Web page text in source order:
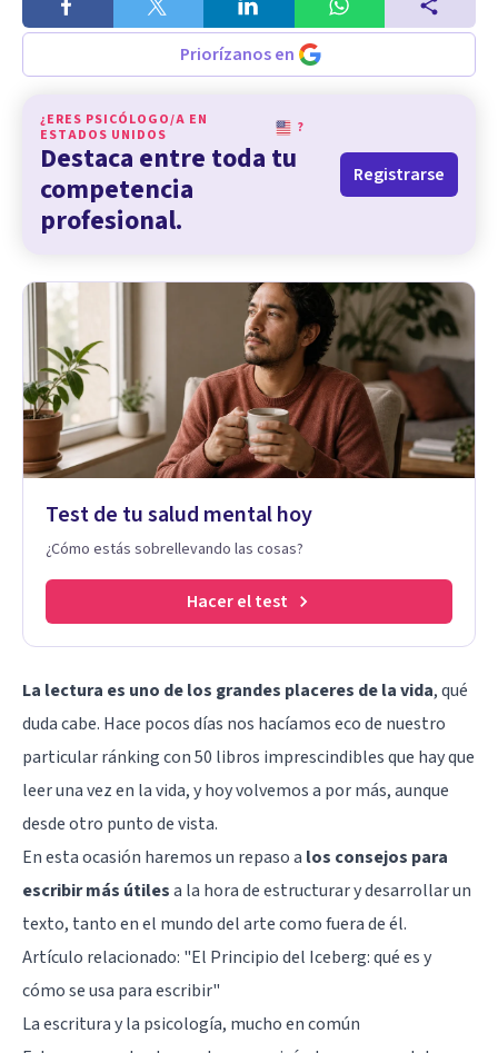
Priorízanos en
¿ERES PSICÓLOGO/A EN
ESTADOS UNIDOS
?
Destaca entre toda tu
competencia
profesional.
Registrarse
Test de tu salud mental hoy
¿Cómo estás sobrellevando las cosas?
Hacer el test
La lectura es uno de los grandes placeres de la vida, qué
duda cabe. Hace pocos días nos hacíamos eco de nuestro
particularránking con 50 libros imprescindibles que hay que
leer una vez en la vida, y hoy volvemos a por más, aunque
desde otro punto de vista.
En esta ocasión haremos un repaso a los consejos para
escribir más útilesa la hora de estructurar y desarrollar un
texto, tanto en el mundo del arte como fuera de él.
Artículo relacionado: "El Principio del Iceberg: qué es y
cómo se usa para escribir"
La escritura y la psicología, mucho en común